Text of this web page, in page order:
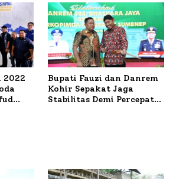
Ideal Polri-Pers
2022
Bupati Fauzi dan Danrem
Kohir Sepakat Jaga
Stabilitas Demi Percepat